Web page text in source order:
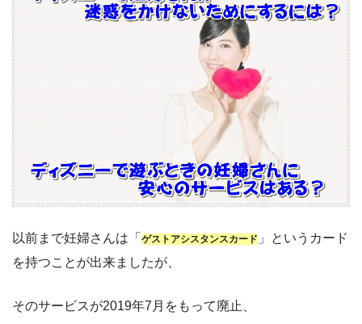
以前まで妊婦さんは「 ゲストアシスタンスカード 」というカード
を持つことが出来ましたが、
そのサービスが2019年7月をもって廃止、